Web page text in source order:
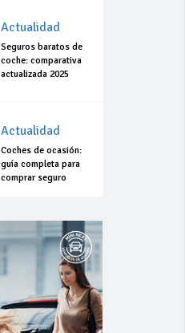
Actualidad
Seguros baratos de
coche: comparativa
actualizada 2025
Actualidad
Coches de ocasión:
guía completa para
comprar seguro